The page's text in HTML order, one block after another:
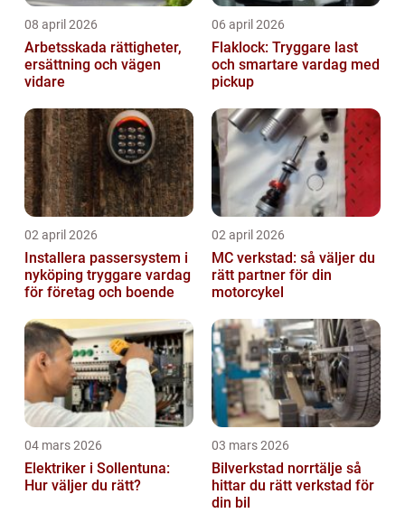
08 april 2026
Arbetsskada rättigheter,
ersättning och vägen
vidare
06 april 2026
Flaklock: Tryggare last
och smartare vardag med
pickup
02 april 2026
Installera passersystem i
nyköping tryggare vardag
för företag och boende
02 april 2026
MC verkstad: så väljer du
rätt partner för din
motorcykel
04 mars 2026
Elektriker i Sollentuna:
Hur väljer du rätt?
03 mars 2026
Bilverkstad norrtälje så
hittar du rätt verkstad för
din bil